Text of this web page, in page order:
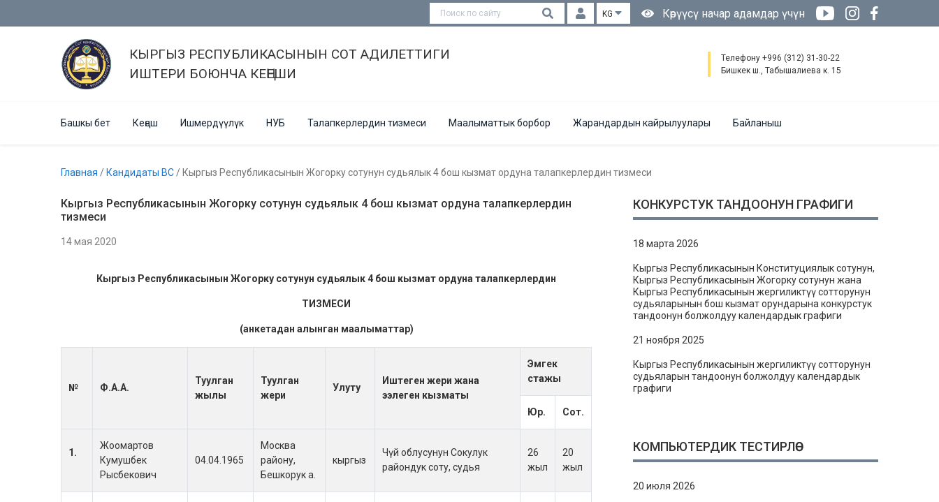
KG Көрүүсү начар адамдар үчүн
КЫРГЫЗ РЕСПУБЛИКАСЫНЫН СОТ АДИЛЕТТИГИ
ИШТЕРИ БОЮНЧА КЕҢЕШИ
Телефону +996 (312) 31-30-22
Бишкек ш., Табышалиева к. 15
Башкы бет Кеңеш Ишмердүүлүк НУБ Талапкерлердин тизмеси Маалыматтык борбор Жарандардын кайрылуулары Байланыш
Главная / Кандидаты ВС / Кыргыз Республикасынын Жогорку сотунун судьялык 4 бош кызмат ордуна талапкерлердин тизмеси
Кыргыз Республикасынын Жогорку сотунун судьялык 4 бош кызмат ордуна талапкерлердин
тизмеси
14 мая 2020
Кыргыз Республикасынын Жогорку сотунун судьялык4 бош кызмат ордуна талапкерлердин
ТИЗМЕСИ
(анкетадан алынган маалыматтар)
№ Ф.А.А.
Туулган
жылы
Туулган
жери
Улуту
Иштеген жери жана
ээлеген кызматы
Эмгек
стажы
Юр. Сот.
1.
Жоомартов
Кумушбек
Рысбекович
04.04.1965
Москва
району,
Бешкорук а.
кыргыз
Чүй облусунун Сокулук
райондук соту, судья
26
жыл
20
жыл
КОНКУРСТУК ТАНДООНУН ГРАФИГИ
18 марта 2026
Кыргыз Республикасынын Конституциялык сотунун,
Кыргыз Республикасынын Жогорку сотунун жана
Кыргыз Республикасынын жергиликтүү сотторунун
судьяларынын бош кызмат орундарына конкурстук
тандоонун болжолдуу календардык графиги
21 ноября 2025
Кыргыз Республикасынын жергиликтүү сотторунун
судьяларын тандоонун болжолдуу календардык
графиги
КОМПЬЮТЕРДИК ТЕСТИРЛӨӨ
20 июля 2026